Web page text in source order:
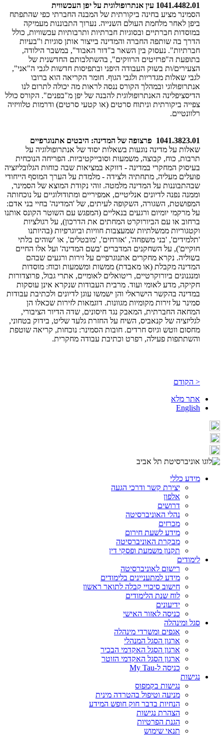
1041.4482.01 עין אנתרופולוגית על יפן העכשווית
הסמינר מציע בחינה ביקורתית של המבנה החברתי כפי שהתפתח
ביפן לאחר מלחמת העולם השנייה. נערוך התבוננות מעמיקה
במוסדות חברתיים ובסוגיות חברתיות ותרבותיות עכשוויות, כולל
הדרך בה שותפה החברה והמדינה בייצור אותן סוגיות ו"בעיות
חברתיות". נעסוק בין השאר ב"דור האבוד", במשבר הילודה,
בתופעת ה"פרזיטים הרווקים", בהשתלבותם החדשנית של
הצעירים/ות בשוק העבודה היפני ובתפיסות חדשות לגבי ה"אני",
לגבי שאלות מגדריות ולגבי הגוף. חומר הקריאה הוא ברובו
אנתרופולוגי ובמהלך הקורס ננסה לראות מה יכולה לתרום לנו
הדיסציפלינה האנתרופולוגית להבנה של יפן מ"בפנים". הקורס כולל
צפייה ביקורתית וניתוח סרטים (או קטעי סרטים) ודרמות טלוויזיה
רלוונטיים.
1041.3823.01 פרצופה של המדינה: היבטים אתנוגרפיים
שאלות על מדינה נוגעות בשאלות יסוד של אנתרופולוגיה על
תרבות, כוח, קבוצה, משמעות וסובייקטיביות. הפריחה הנוכחית
בעיסוק המחקרי במדינה - דווקא במציאות שבה כוחות הגלובליזציה
פועלים מעליה, מתחתיה ולצידה - מלמדת על הערך המוסף הייחודי
שבהתבוננות על המדינה מלמטה. זוהי נקודת המוצא של הסמינר,
וממנה נפנה לדיונים אנליטיים, אמפיריים ומתודולוגיים על נוכחותה
המפושטת, השגורה, השקופה לעיתים, של 'המדינה' בחיי בני אדם:
על מרקמי יומיום ורגעים בנאליים (המפגש עם השוטר הקונס אותנו
ברחוב או עם הביורוקרט המחתים את הדרכון), על רגולציות
וקטגוריות ממשלתיות שמעצבות חוויות וביוגרפיות (בהיותנו
'תלמידים', 'בני משפחה', 'אזרחים', 'מובטלים', או 'שוהים בלתי
חוקיים'), על השחקנים המדברים 'בשם המדינה' ועל אלו החיים
בשוליה. נקרא מחקרים אתנוגרפיים על זירות ורגעים שבהם
המדינה מקבלת (או מאבדת) ממשות ומשמעות וכוח: מוסדות
ומנגנונים ביורוקרטיים, ריטואלים לאומיים, אתרי גבול, פרוצדורות
חקיקה, מדע לאומי ועוד. מרבית העבודות שנקרא אינן עוסקות
במדינה בהקשר הישראלי והן ישמשו עוגן לדיונים ולכתיבת עבודות
סמינר על זירות מקומיות מגוונות. דוגמאות לזירות שכאלו הן
המחאה החברתית, המאבק נגד חיסונים, שדה הדיור הציבורי,
לגליזציה של קנאביס, השיח על החזרת גלעד שליט, בידוק בטחוני,
מחסום ווטש וגיוס חרדים. חובות הסמינר: נוכחות, קריאה שוטפת
והשתתפות פעילה, רפרט וכתיבת עבודה מחקרית.
< הקודם
אתר מלא
English
מידע כללי
יצירת קשר ודרכי הגעה
אלפון
דרושים
נהלי האוניברסיטה
מכרזים
מידע לשעת חירום
מבקרת האוניברסיטה
תקנון משמעת ופסקי דין
לימודים
רישום לאוניברסיטה
מידע למתעניינים בלימודים
חישוב סיכויי קבלה לתואר ראשון
לוח שנת הלימודים
ידיעונים
כניסה לאזור האישי
סגל ומינהלה
אגפים ומשרדי מינהלה
ארגון הסגל המנהלי
ארגון הסגל האקדמי הבכיר
ארגון הסגל האקדמי הזוטר
כניסה ל-My Tau
נגישות
נגישות בקמפוס
מניעה וטיפול בהטרדה מינית
הנחיות בדבר חוק חופש המידע
הצהרת נגישות
הגנת הפרטיות
תנאי שימוש